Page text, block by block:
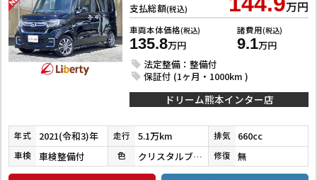
支払総額(税込) 万円
車両本体価格(税込)
135.8万円
諸費用(税込)
9.1万円
法定整備：整備付
保証付 (1ヶ月・1000km )
ドリーム熊本インター店
年式 2021(令和3)年 走行 5.1万km 排気 660cc
車検 車検整備付 色 クリスタルブラックパール 修復 無